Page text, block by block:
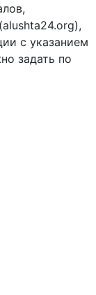
с указанием
задать по